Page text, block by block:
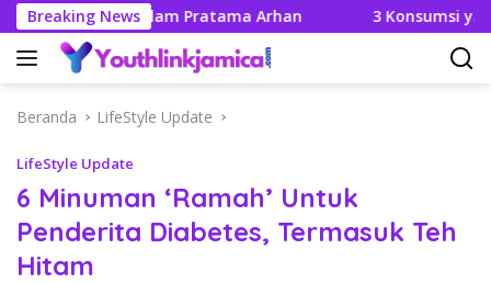
Langsung
ke
konten
Breaking News
Didalam Pratama Arhan 3 Konsumsi yang Tak
Beranda LifeStyle Update
LifeStyle Update
6 Minuman ‘Ramah’ Untuk
Penderita Diabetes, Termasuk Teh
Hitam